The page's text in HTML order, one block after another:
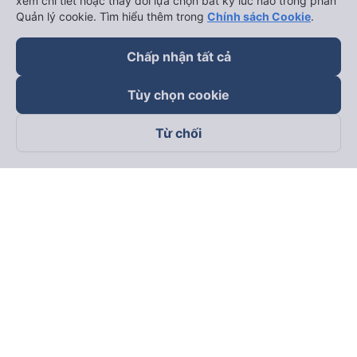
Theo dõi chúng tôi trên
Quản lý cookie. Tìm hiểu thêm trong Chính sách Cookie.
Chấp nhận tất cả
Tùy chọn cookie
Từ chối